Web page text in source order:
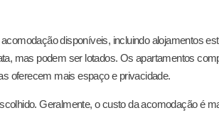
disponíveis, incluindo alojamentos
mas podem ser lotados. Os apartamentos
oferecem mais espaço e privacidade.
Geralmente, o custo da acomodação é